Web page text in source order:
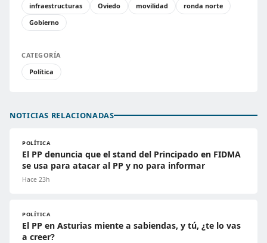
infraestructuras
Oviedo movilidad
ronda norte
Gobierno
CATEGORÍA
Política
NOTICIAS RELACIONADAS
POLÍTICA
El PP denuncia que el stand del Principado en FIDMA
se usa para atacar al PP y no para informar
Hace 23h
POLÍTICA
El PP en Asturias miente a sabiendas, y tú, ¿te lo vas
a creer?